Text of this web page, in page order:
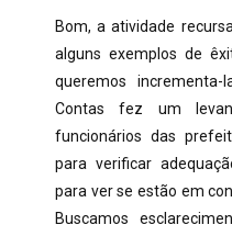
Bom, a atividade
alguns exemplos de
queremos
Contas fez um
funcionários das
para verificar
para ver se estão em
Buscamos